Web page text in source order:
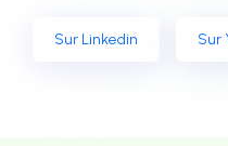
Sur Linkedin Sur